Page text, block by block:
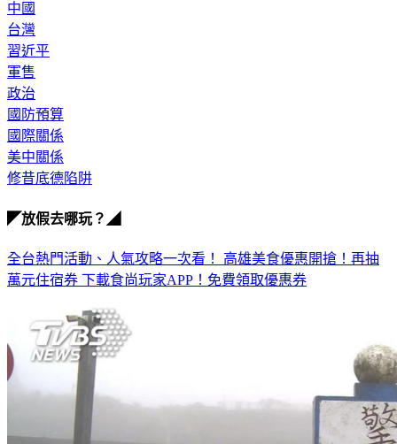
中國
台灣
習近平
軍售
政治
國防預算
國際關係
美中關係
修昔底德陷阱
◤放假去哪玩？◢
全台熱門活動、人氣攻略一次看！ 高雄美食優惠開搶！再抽
萬元住宿券 下載食尚玩家APP！免費領取優惠券